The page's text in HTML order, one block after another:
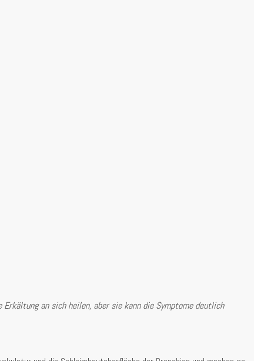
an sich heilen, aber sie kann die Symptome deutlich